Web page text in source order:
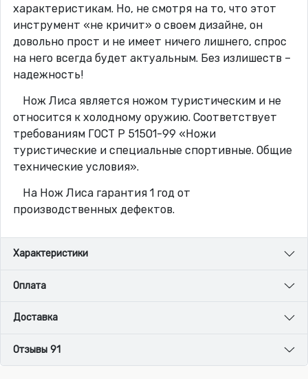
характеристикам. Но, не смотря на то, что этот
инструмент «не кричит» о своем дизайне, он
довольно прост и не имеет ничего лишнего, спрос
на него всегда будет актуальным. Без излишеств –
надежность!
Нож Лиса является ножом туристическим и не
относится к холодному оружию. Соответствует
требованиям ГОСТ Р 51501-99 «Ножи
туристические и специальные спортивные. Общие
технические условия».
На Нож Лиса гарантия 1 год от
производственных дефектов.
Характеристики
Оплата
Доставка
Отзывы 91